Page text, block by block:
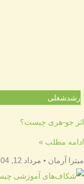
رشدشغلی
اثر جو-هری چیست؟
ادامه مطلب »
میترا آرمان مرداد 12, 1404